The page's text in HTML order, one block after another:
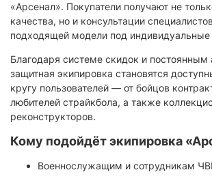
«Арсенал». Покупатели получают не
качества, но и консультации
подходящей модели под индивидуальные
Благодаря системе скидок и
защитная экипировка становятся
кругу пользователей — от бойцов
любителей страйкбола, а также
реконструкторов.
Кому подойдёт экипировка
Военнослужащим и сотрудникам